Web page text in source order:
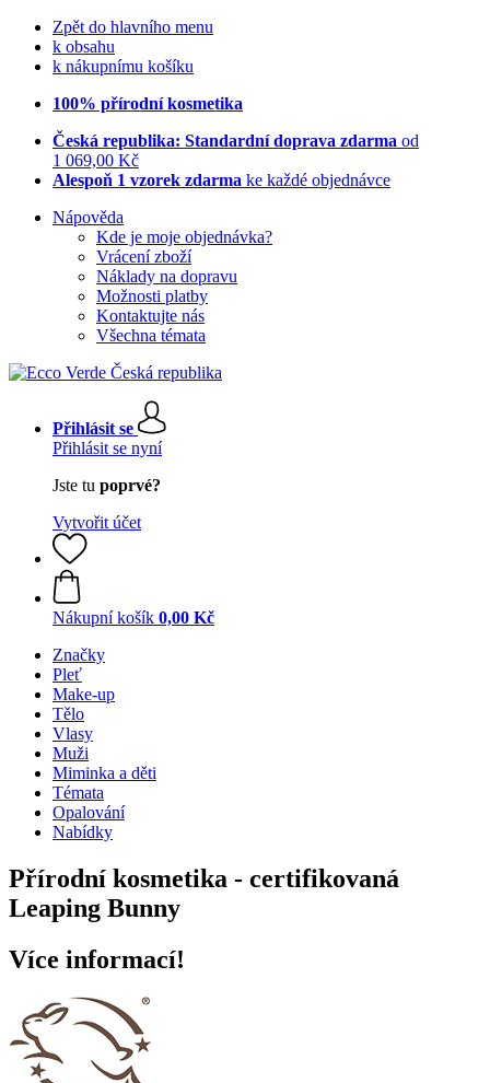
Zpět do hlavního menu
k obsahu
k nákupnímu košíku
100% přírodní kosmetika
Česká republika: Standardní doprava zdarma od
1 069,00 Kč
Alespoň 1 vzorek zdarma ke každé objednávce
Nápověda
Kde je moje objednávka?
Vrácení zboží
Náklady na dopravu
Možnosti platby
Kontaktujte nás
Všechna témata
Přihlásit se
Přihlásit se nyní
Jste tu poprvé?
Vytvořit účet
Nákupní košík 0,00 Kč
Značky
Pleť
Make-up
Tělo
Vlasy
Muži
Miminka a děti
Témata
Opalování
Nabídky
Přírodní kosmetika - certifikovaná
Leaping Bunny
Více informací!